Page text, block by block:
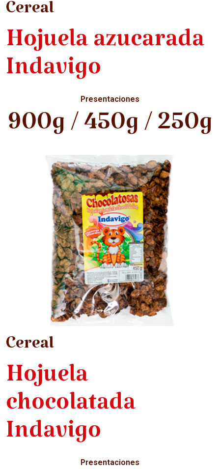
Cereal
Hojuela azucarada
Indavigo
Presentaciones
900g / 450g / 250g
Cereal
Hojuela
chocolatada
Indavigo
Presentaciones